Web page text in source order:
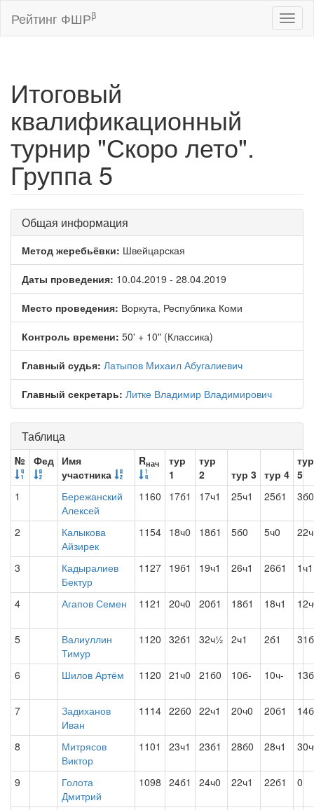
Рейтинг ФШРβ
Итоговый
квалификационный
турнир "Скоро лето".
Группа 5
Общая информация
Метод жеребьёвки: Швейцарская
Даты проведения: 10.04.2019 - 28.04.2019
Место проведения: Воркута, Республика Коми
Контроль времени: 50' + 10" (Классика)
Главный судья: Латыпов Михаил Абугалиевич
Главный секретарь: Литке Владимир Владимирович
Таблица
№ Фед Имя
участника
Rнач
тур
1
тур
2
тур 3 тур 4
тур
5
1
Бережанский
Алексей
1160 17б1 17ч1 25ч1 25б1 3б0
2
Калыкова
Айзирек
1154 18ч0 18б1 5б0 5ч0
3
Кадыралиев
Бектур
1127 19б1 19ч1 26ч1 26б1 1ч1
4 Агапов Семен 1121 20ч0 20б1 18б1 18ч1
5
Валиуллин
Тимур
1120 32б1 32ч½ 2ч1 2б1
6 Шилов Артём 1120 21ч0 21б0 10б- 10ч-
7
Задиханов
Иван
1114 22б0 22ч1 20ч0 20б1
8
Митрясов
Виктор
1101 23ч1 23б1 28б0 28ч1
9
Голота
Дмитрий
1098 24б1 24ч0 22ч1 22б1 0